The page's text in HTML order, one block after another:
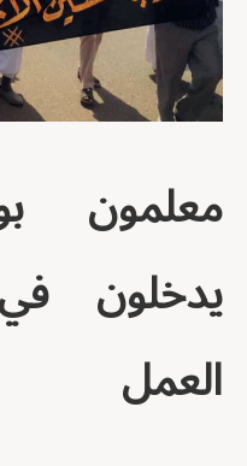
معلمون
يدخلون
العمل